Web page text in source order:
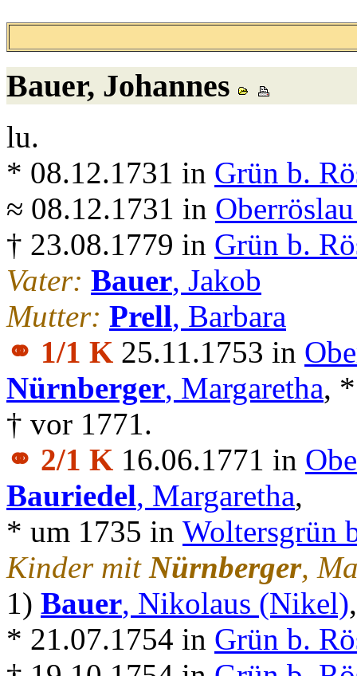
Bauer, Johannes
lu.
* 08.12.1731 in Grün b.
≈ 08.12.1731 in
† 23.08.1779 in Grün b.
Vater: Bauer, Jakob
Mutter: Prell, Barbara
⚭ 1/1 K 25.11.1753 in
Nürnberger, Margaretha,
† vor 1771.
⚭ 2/1 K 16.06.1771 in
Bauriedel, Margaretha,
* um 1735 in Woltersgrün
Kinder mit Nürnberger,
1) Bauer, Nikolaus (Nikel)
* 21.07.1754 in Grün b.